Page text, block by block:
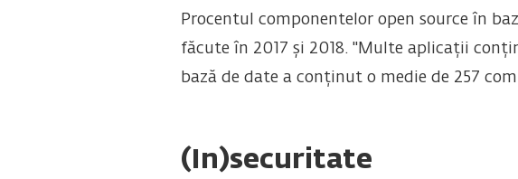
Procentul componentelor open source în
făcute în 2017 și 2018. "Multe aplicații
bază de date a conținut o medie de 257
(In)securitate